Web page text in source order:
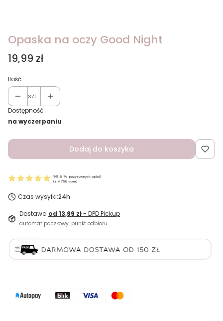
Opaska na oczy Good Night
Cena
19,99 zł
Ilość
szt.
Dostępność:
na wyczerpaniu
Dodaj do koszyka
Czas wysyłki:24h
Dostawa od 13,99 zł- DPD Pickup
automat paczkowy, punkt odbioru